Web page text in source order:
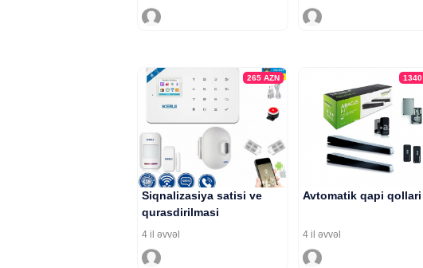
265 AZN
Siqnalizasiya satisi ve
qurasdirilmasi
4 il əvvəl
1340
Avtomatik qapi qollari
4 il əvvəl